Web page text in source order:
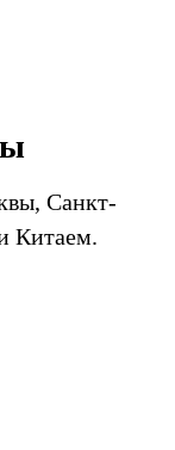
Санкт-
Китаем.